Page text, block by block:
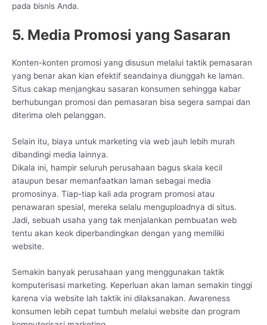
pada bisnis Anda.
5. Media Promosi yang Sasaran
Konten-konten promosi yang disusun melalui taktik pemasaran
yang benar akan kian efektif seandainya diunggah ke laman.
Situs cakap menjangkau sasaran konsumen sehingga kabar
berhubungan promosi dan pemasaran bisa segera sampai dan
diterima oleh pelanggan.
Selain itu, biaya untuk marketing via web jauh lebih murah
dibandingi media lainnya.
Dikala ini, hampir seluruh perusahaan bagus skala kecil
ataupun besar memanfaatkan laman sebagai media
promosinya. Tiap-tiap kali ada program promosi atau
penawaran spesial, mereka selalu menguploadnya di situs.
Jadi, sebuah usaha yang tak menjalankan pembuatan web
tentu akan keok diperbandingkan dengan yang memiliki
website.
Semakin banyak perusahaan yang menggunakan taktik
komputerisasi marketing. Keperluan akan laman semakin tinggi
karena via website lah taktik ini dilaksanakan. Awareness
konsumen lebih cepat tumbuh melalui website dan program